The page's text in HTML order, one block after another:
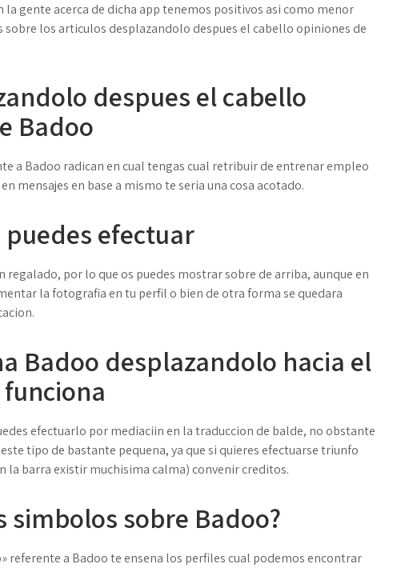
la gente acerca de dicha app tenemos positivos asi­ como menor
los articulos desplazandolo despues el cabello opiniones de
despues el cabello
Badoo
a Badoo radican en cual tengas cual retribuir de entrenar empleo
mensajes en base a mismo te seri­a una cosa acotado.
efectuar
por lo que os puedes mostrar sobre de arriba, aunque en
la fotografia en tu perfil o bien de otra forma se quedara
Badoo desplazandolo hacia el
efectuarlo por mediaciin en la traduccion de balde, no obstante
tipo de bastante pequena, ya que si quieres efectuarse triunfo
la barra existir muchisima calma) convenir creditos.
simbolos sobre Badoo?
referente a Badoo te ensena los perfiles cual podemos encontrar